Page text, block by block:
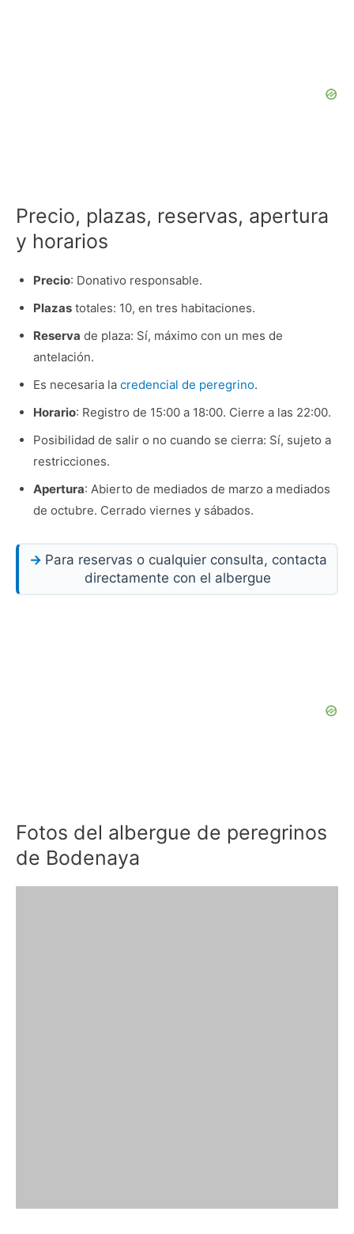
Precio, plazas, reservas, apertura
y horarios
Precio: Donativo responsable.
Plazastotales: 10, en tres habitaciones.
Reserva de plaza: Sí, máximo con un mes de
antelación.
Es necesaria la credencial de peregrino.
Horario: Registro de 15:00 a 18:00. Cierre a las 22:00.
Posibilidad de salir o no cuando se cierra: Sí, sujeto a
restricciones.
Apertura: Abierto de mediados de marzo a mediados
de octubre. Cerrado viernes y sábados.
Para reservas o cualquier consulta, contacta
directamente con el albergue
Fotos del albergue de peregrinos
de Bodenaya